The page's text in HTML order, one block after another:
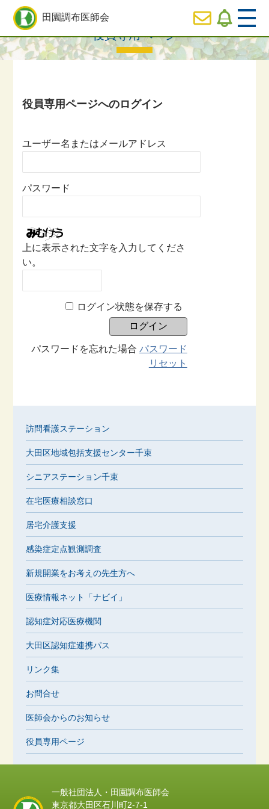
田園調布医師会
  HOME
  役員専用ページ
HOME>
役員専用ページ
ユーザー名またはメールアドレス
パスワード
上に表示された文字を入力してくださ
い。
ログイン状態を保存する
パスワードを忘れた場合 パスワード
リセット
訪問看護ステーション
大田区地域包括支援センター千束
シニアステーション千束
在宅医療相談窓口
居宅介護支援
感染症定点観測調査
新規開業をお考えの先生方へ
医療情報ネット「ナビイ」
認知症対応医療機関
大田区認知症連携パス
リンク集
お問合せ
医師会からのお知らせ
役員専用ページ
一般社団法人・田園調布医師会
東京都大田区石川町2-7-1